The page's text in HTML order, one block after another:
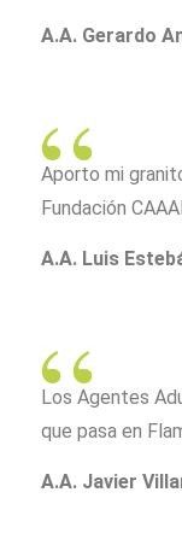
A.A. Gerardo
Aporto mi
Fundación
A.A. Luis
Los Agentes
que pasa en
A.A. Javier